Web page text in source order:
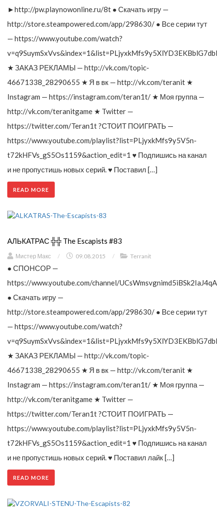
►http://pw.playnowonline.ru/8t ● Скачать игру —
http://store.steampowered.com/app/298630/ ● Все серии тут
— https://www.youtube.com/watch?
★ ЗАКАЗ РЕКЛАМЫ — http://vk.com/topic-
46671338_28290655 ★ Я в вк — http://vk.com/teranit ★
Instagram — https://instagram.com/teran1t/ ★ Моя группа —
http://vk.com/teranitgame ★ Twitter —
https://twitter.com/Teran1t ?СТОИТ ПОИГРАТЬ —
https://www.youtube.com/playlist?list=PLjyxkMfs9y5V5n-
t72kHFVs_gS5Os1159&action_edit=1 ♥ Подпишись на канал
и не пропустишь новых серий. ♥ Поставил […]
READ MORE
АЛЬКАТРАС ╬╬ The Escapists #83
Мистер Макс / 09.08.2015 / Terranit
● СПОНСОР —
https://www.youtube.com/channel/UCsWmsvgnimd5iBSk2IaJ4qA
● Скачать игру —
http://store.steampowered.com/app/298630/ ● Все серии тут
— https://www.youtube.com/watch?
★ ЗАКАЗ РЕКЛАМЫ — http://vk.com/topic-
46671338_28290655 ★ Я в вк — http://vk.com/teranit ★
Instagram — https://instagram.com/teran1t/ ★ Моя группа —
http://vk.com/teranitgame ★ Twitter —
https://twitter.com/Teran1t ?СТОИТ ПОИГРАТЬ —
https://www.youtube.com/playlist?list=PLjyxkMfs9y5V5n-
t72kHFVs_gS5Os1159&action_edit=1 ♥ Подпишись на канал
и не пропустишь новых серий. ♥ Поставил лайк […]
READ MORE